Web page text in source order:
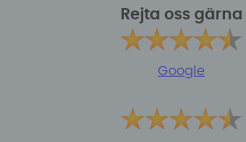
Rejta oss gärna
Google